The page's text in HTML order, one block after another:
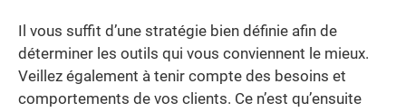
Il vous suffit d’une stratégie bien définie afin de
déterminer les outils qui vous conviennent le mieux.
Veillez également à tenir compte des besoins et
comportements de vos clients. Ce n’est qu’ensuite